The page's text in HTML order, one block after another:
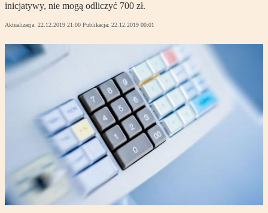
inicjatywy, nie mogą odliczyć 700 zł.
Aktualizacja: 22.12.2019 21:00 Publikacja: 22.12.2019 00:01